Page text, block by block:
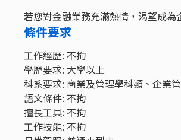
若您對金融業務充滿熱情，渴望成為
條件要求
工作經歷: 不拘
學歷要求: 大學以上
科系要求: 商業及管理學科類、企業
語文條件: 不拘
擅長工具: 不拘
工作技能: 不拘